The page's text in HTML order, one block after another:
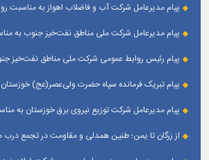
پیام مدیرعامل شرکت آب و فاضلاب اهواز به مناسبت
پیام مدیرعامل شركت ملی مناطق نفت‌خیز جنوب به
پیام رئیس روابط عمومی شركت ملی مناطق نفت‌خیز
پیام تبریک فرمانده سپاه حضرت ولی‌عصر(عج) خوزستان
پیام مدیرعامل شرکت توزیع نیروی برق خوزستان به
از زرگان تا یمن؛ طنین همدلی و مقاومت در تجمع